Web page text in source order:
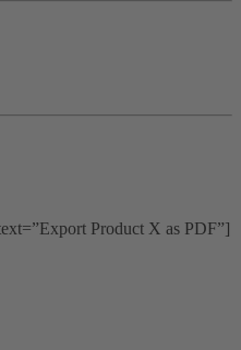
Product X as PDF”]